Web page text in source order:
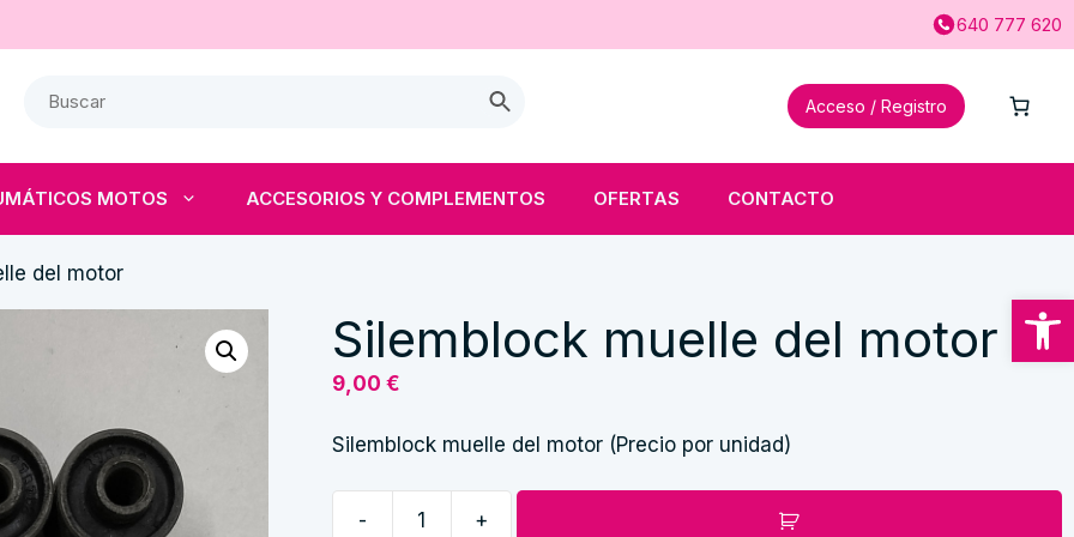
Abrir
640 777 620
Acceso / Registro
MOTOS ACCESORIOS Y COMPLEMENTOS OFERTAS CONTACTO
del motor
Silemblock muelle del motor
9,00 €
Silemblock muelle del motor (Precio por unidad)
- +